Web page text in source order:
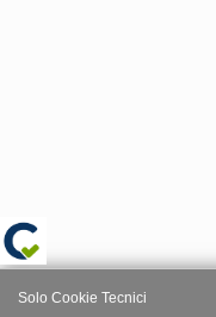
Solo Cookie Tecnici